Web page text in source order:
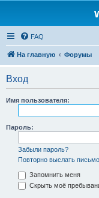
FAQ
На главную Форумы
Вход
Имя пользователя:
Пароль:
Забыли пароль?
Повторно выслать
Запомнить меня
Скрыть моё